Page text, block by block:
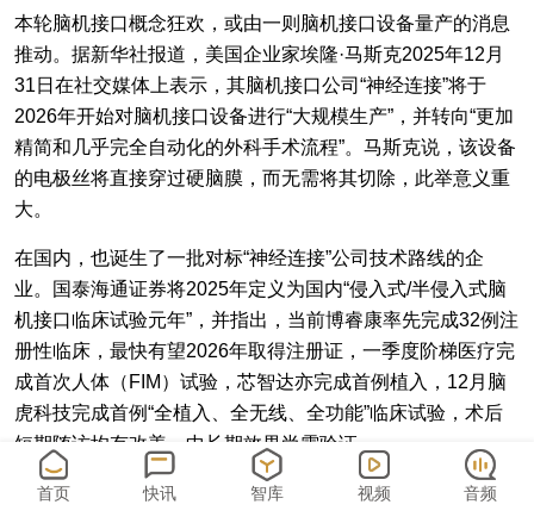
本轮脑机接口概念狂欢，或由一则脑机接口设备量产的消息
推动。据新华社报道，美国企业家埃隆·马斯克2025年12月
31日在社交媒体上表示，其脑机接口公司“神经连接”将于
2026年开始对脑机接口设备进行“大规模生产”，并转向“更加
精简和几乎完全自动化的外科手术流程”。马斯克说，该设备
的电极丝将直接穿过硬脑膜，而无需将其切除，此举意义重
大。
在国内，也诞生了一批对标“神经连接”公司技术路线的企
业。国泰海通证券将2025年定义为国内“侵入式/半侵入式脑
机接口临床试验元年”，并指出，当前博睿康率先完成32例注
册性临床，最快有望2026年取得注册证，一季度阶梯医疗完
成首次人体（FIM）试验，芯智达亦完成首例植入，12月脑
虎科技完成首例“全植入、全无线、全功能”临床试验，术后
短期随访均有改善，中长期效果尚需验证。
而在非侵入式脑机接口方面，1月1日，国内前脑虎科技联合
首页 快讯 智库 视频 音频